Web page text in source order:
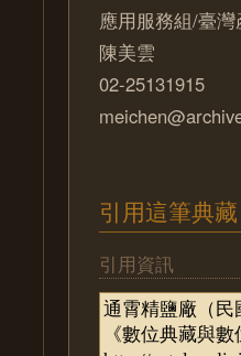
應用服務組/臺
陳美雲
02-25131915
引用這筆典
引用資訊